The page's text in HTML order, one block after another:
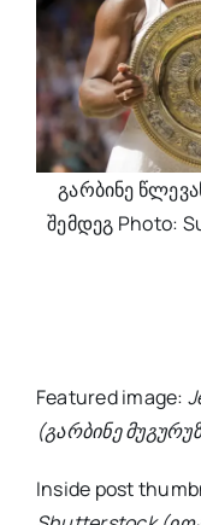
გარბინე
შემდეგ Photo:
Featured image:
(გარბინე
Inside post